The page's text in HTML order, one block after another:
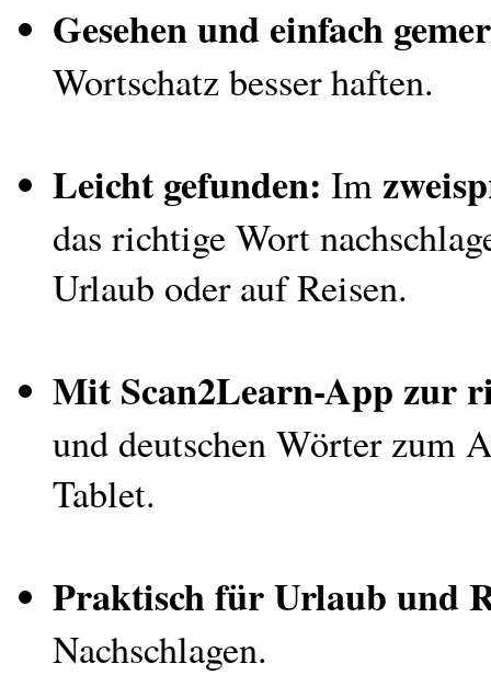
Gesehen und einfach
Wortschatz besser haften.
Leicht gefunden: Im
das richtige Wort
Urlaub oder auf Reisen.
Mit Scan2Learn-App zur
und deutschen Wörter zum
Tablet.
Praktisch für Urlaub und
Nachschlagen.